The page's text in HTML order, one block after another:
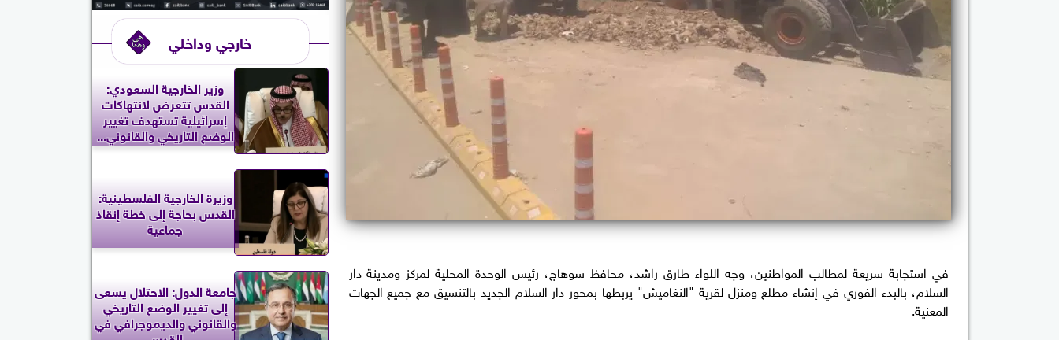
في استجابة سريعة لمطالب المواطنين، وجه اللواء طارق راشد، محافظ سوهاج، رئيس الوحدة المحلية لمركز ومدينة دار
السلام، بالبدء الفوري في إنشاء مطلع ومنزل لقرية "النغاميش" يربطها بمحور دار السلام الجديد بالتنسيق مع جميع الجهات
المعنية.
خارجي وداخلي
وزير الخارجية السعودي:
القدس تتعرض لانتهاكات
إسرائيلية تستهدف تغيير
الوضع التاريخي والقانوني...
وزيرة الخارجية الفلسطينية:
القدس بحاجة إلى خطة إنقاذ
جماعية
جامعة الدول: الاحتلال يسعى
إلى تغيير الوضع التاريخي
والقانوني والديموجرافي في